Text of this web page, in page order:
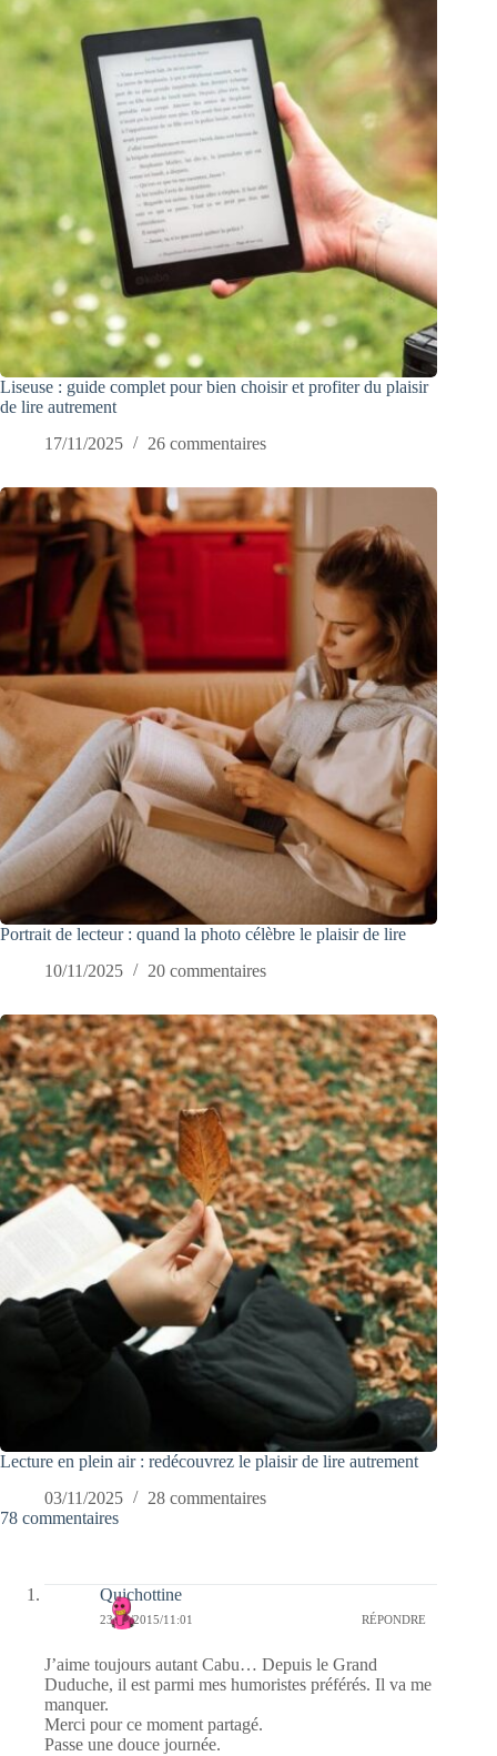
Liseuse : guide complet pour bien choisir et profiter du plaisir
de lire autrement
17/11/2025
26 commentaires
Portrait de lecteur : quand la photo célèbre le plaisir de lire
10/11/2025
20 commentaires
Lecture en plein air : redécouvrez le plaisir de lire autrement
03/11/2025
28 commentaires
78 commentaires
Quichottine
23/01/2015/11:01 RÉPONDRE
J’aime toujours autant Cabu… Depuis le Grand
Duduche, il est parmi mes humoristes préférés. Il va me
manquer.
Merci pour ce moment partagé.
Passe une douce journée.